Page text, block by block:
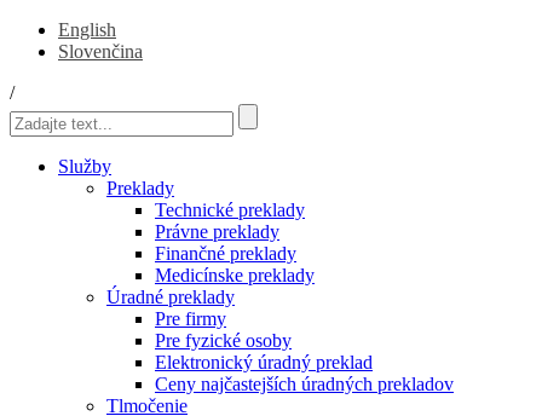
English
Slovenčina
/
Služby
Preklady
Technické preklady
Právne preklady
Finančné preklady
Medicínske preklady
Úradné preklady
Pre firmy
Pre fyzické osoby
Elektronický úradný preklad
Ceny najčastejších úradných prekladov
Tlmočenie